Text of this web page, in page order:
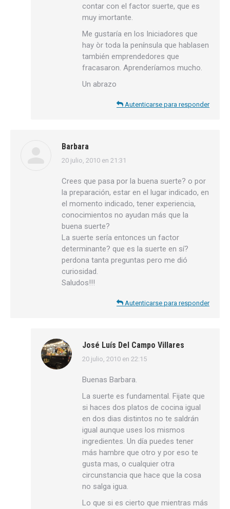
contar con el factor suerte, que es
muy imortante.
Me gustaría en los Iniciadores que
hay òr toda la península que hablasen
también emprendedores que
fracasaron. Aprenderíamos mucho.
Un abrazo
Autenticarse para responder
Barbara
dice:
20 julio, 2010 en 21:31
Crees que pasa por la buena suerte? o por
la preparación, estar en el lugar indicado, en
el momento indicado, tener experiencia,
conocimientos no ayudan más que la
buena suerte?
La suerte sería entonces un factor
determinante? que es la suerte en sí?
perdona tanta preguntas pero me dió
curiosidad.
Saludos!!!
Autenticarse para responder
José Luís Del Campo Villares
dice:
20 julio, 2010 en 22:15
Buenas Barbara.
La suerte es fundamental. Fijate que
si haces dos platos de cocina igual
en dos dias distintos no te saldrán
igual aunque uses los mismos
ingredientes. Un día puedes tener
más hambre que otro y por eso te
gusta mas, o cualquier otra
circunstancia que hace que la cosa
no salga igua.
Lo que si es cierto que mientras más